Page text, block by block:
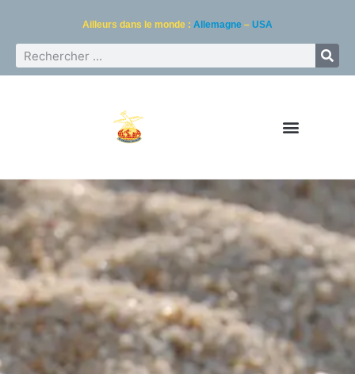
Ailleurs dans le monde : Allemagne – USA